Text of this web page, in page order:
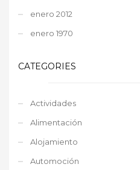
enero 2012
enero 1970
CATEGORIES
Actividades
Alimentación
Alojamiento
Automoción